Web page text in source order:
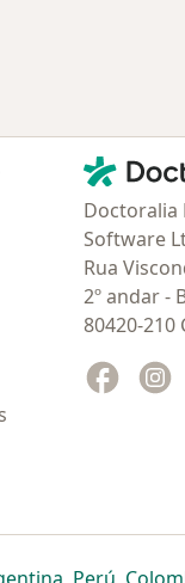
Doctoralia -
Doctoralia
Software
Rua
2º andar -
80420-210
abre
separador
num novoabre num
abre